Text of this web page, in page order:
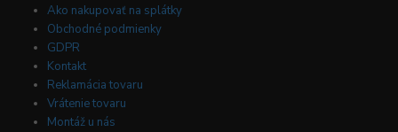
Ako nakupovať na splátky
Obchodné podmienky
GDPR
Kontakt
Reklamácia tovaru
Vrátenie tovaru
Montáž u nás